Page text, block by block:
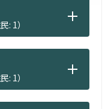
: 1）
: 1）